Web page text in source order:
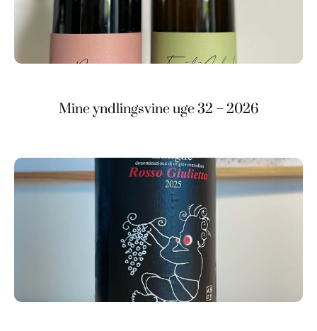
Mine yndlingsvine uge 32 – 2026